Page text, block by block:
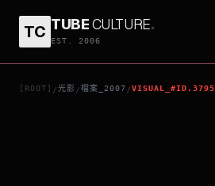
TC TUBECULTURE.
EST. 2006
[ROOT] /光影 /檔案_2007 /VISUAL_#ID.3795
1408